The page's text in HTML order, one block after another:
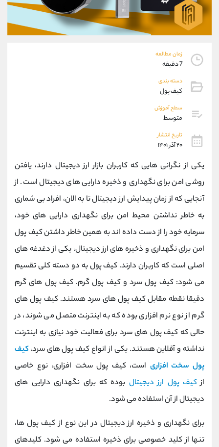
زمان مطالعه
7 دقیقه
دسته بندی
کیف پول
سطح آموزش
متوسط
تاریخ انتشار
۲۰ آذر ۱۴۰۱
یکی از نگرانی هایی که کاربران بازار ارز دیجیتال دارند، یافتن
روشی امن برای نگهداری و ذخیره دارایی های دیجیتال است. از
آنجایی که از زمان پیدایش ارز دیجیتال تا به الان، افراد بی شماری
به خاطر نداشتن محیط امن برای نگهداری دارایی های خود،
سرمایه خود را از دست داده اند به همین خاطر داشتن کیف پول
امن برای نگهداری و ذخیره های ارز دیجیتال، یکی از دغدغه های
اصلی است که کاربران دارند. کیف پول به دو دسته کلی تقسیم
می شود: کیف پول سرد و کیف پول گرم. کیف پول های گرم
دقیقا نقطه مقابل کیف پول های سرد هستند. کیف پول های
گرم از نوع نرم افزاری بوده که به اینترنت متصل می شوند، در
حالی که کیف پول های سرد برای فعالیت خود نیازی به اینترنت
نداشته و آفلاین هستند. یکی از انواع کیف پول های سرد،کیف
پول سخت افزاری است، کیف پول سخت افزاری، نوع خاصی
از کیف پول ارز دیجیتال بوده که برای نگهداری دارایی های
دیجیتال از آن استفاده می شود.
برای نگهداری و ذخیره ارز دیجیتال در این نوع از کیف پول ها،
تنها از کلید خصوصی برای ذخیره استفاده می شود. کلیدهای
09927779040
واتساپ شروع گفتگو
تلگرام @Armteam_admin_por
پشتیبان فروش
موبایل
واتساپ
داخلی
اطلاعات تماس (دفتر فروش)
تلفن 021-22021030
بدون پیش شماره 90001030
اینستاگرام @alireza.mehrabii
کانال تلگرام @alirezamehrabi_com